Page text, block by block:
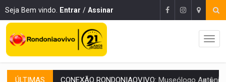
Seja Bem vindo. Entrar / Assinar
ÚLTIMAS EXTENSÃO DE DANOS:Ferroviários pedem ao Iphan recuperação de área